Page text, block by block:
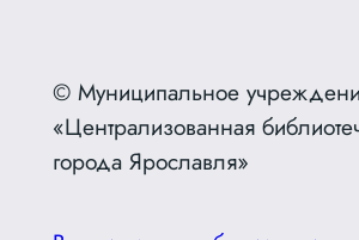
© Муниципальное
«Централизованная
города Ярославля»